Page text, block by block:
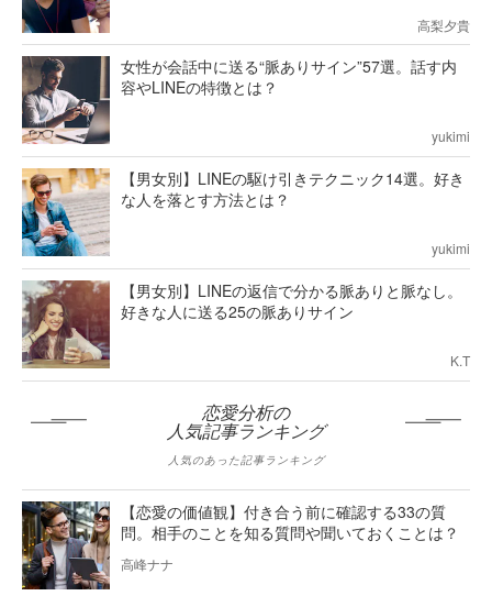
高梨夕貴
女性が会話中に送る“脈ありサイン”57選。話す内
容やLINEの特徴とは？
yukimi
【男女別】LINEの駆け引きテクニック14選。好き
な人を落とす方法とは？
yukimi
【男女別】LINEの返信で分かる脈ありと脈なし。
好きな人に送る25の脈ありサイン
K.T
恋愛分析の
人気記事ランキング
人気のあった記事ランキング
【恋愛の価値観】付き合う前に確認する33の質
問。相手のことを知る質問や聞いておくことは？
高峰ナナ